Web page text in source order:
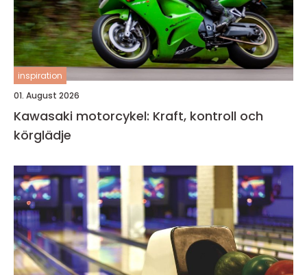
inspiration
01. August 2026
Kawasaki motorcykel: Kraft, kontroll och
körglädje